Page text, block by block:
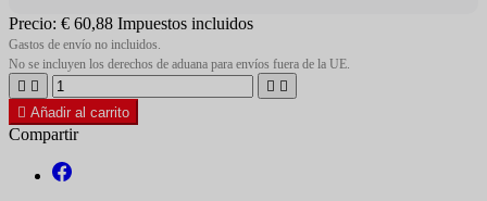
Precio: € 60,88 Impuestos incluidos
Gastos de envío no incluidos.
No se incluyen los derechos de aduana para envíos fuera de la UE.
   
 Añadir al carrito
Compartir